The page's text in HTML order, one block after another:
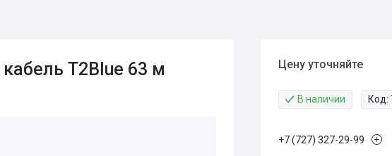
T2Blue 63 м Цену уточняйте
В наличии Код:
+7 (727) 327-29-99